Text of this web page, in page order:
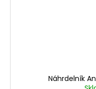
Náhrdelník